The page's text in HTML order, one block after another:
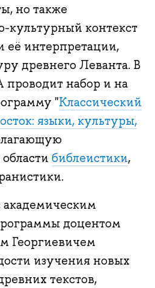
но также
культурный контекст
её интерпретации,
древнего Леванта. В
набор и на
"Классический
языки, культуры,
библеистики,
доцентом
изучения новых
текстов,